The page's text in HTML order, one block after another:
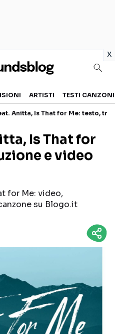
x
TESTI CANZONI
TOUR ED EVENTI
sui social
ARTISTI TESTI CANZONI
Anitta, Is That for Me: testo,
Is That for
e video
for Me: video,
su Blogo.it